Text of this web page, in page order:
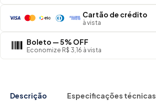
Cartão de crédito
à vista
Boleto — 5% OFF
Economize R$ 3,16 à vista
Descrição Especificações técnicas